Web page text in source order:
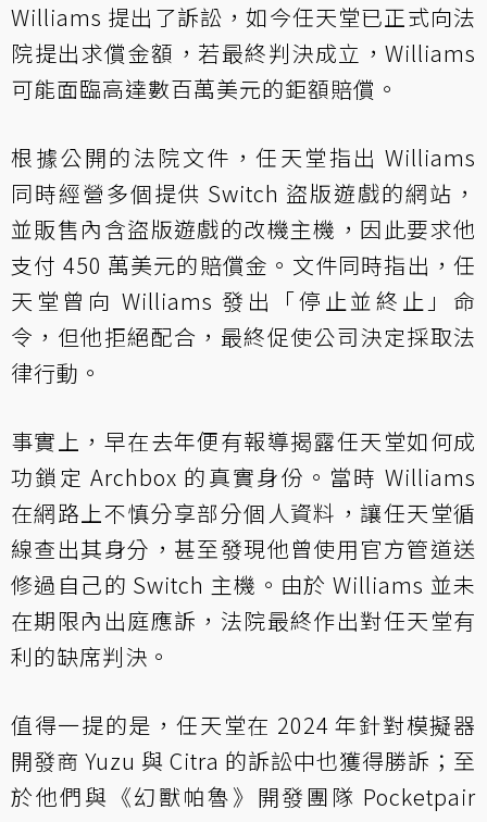
Williams 提出了訴訟，如今任天堂已正式向法
院提出求償金額，若最終判決成立，Williams
可能面臨高達數百萬美元的鉅額賠償。
根據公開的法院文件，任天堂指出 Williams
同時經營多個提供 Switch 盜版遊戲的網站，
並販售內含盜版遊戲的改機主機，因此要求他
支付 450 萬美元的賠償金。文件同時指出，任
天堂曾向 Williams 發出「停止並終止」命
令，但他拒絕配合，最終促使公司決定採取法
律行動。
事實上，早在去年便有報導揭露任天堂如何成
功鎖定 Archbox 的真實身份。當時 Williams
在網路上不慎分享部分個人資料，讓任天堂循
線查出其身分，甚至發現他曾使用官方管道送
修過自己的 Switch 主機。由於 Williams 並未
在期限內出庭應訴，法院最終作出對任天堂有
利的缺席判決。
值得一提的是，任天堂在 2024 年針對模擬器
開發商 Yuzu 與 Citra 的訴訟中也獲得勝訴；至
於他們與《幻獸帕魯》開發團隊 Pocketpair